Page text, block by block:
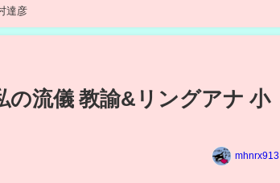
達彦
の流儀 教諭&リングアナ 小
mhnrx913